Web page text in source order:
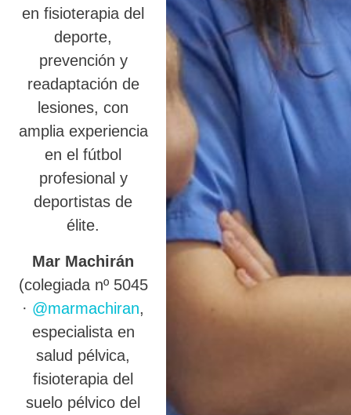
en fisioterapia del
deporte,
prevención y
readaptación de
lesiones, con
amplia experiencia
en el fútbol
profesional y
deportistas de
élite.
Mar Machirán
(colegiada nº 5045
· @marmachiran,
especialista en
salud pélvica,
fisioterapia del
suelo pélvico del